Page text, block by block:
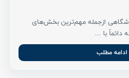
ازجمله مهم‌ترین بخش‌های
با ...
ادامه مطلب